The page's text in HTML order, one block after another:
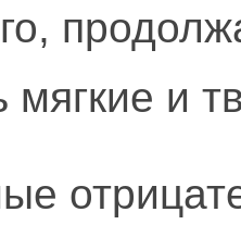
мягкие и